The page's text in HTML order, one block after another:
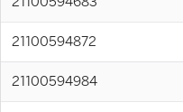
21100594872
21100594984